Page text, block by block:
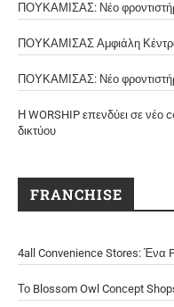
ΠΟΥΚΑΜΙΣΑΣ: Νέο
ΠΟΥΚΑΜΙΣΑΣ Αμφιάλη
ΠΟΥΚΑΜΙΣΑΣ: Νέο
Η WORSHIP επενδύει σε νέο
δικτύου
FRANCHISE
4all Convenience Stores: Ένα
Το Blossom Owl Concept